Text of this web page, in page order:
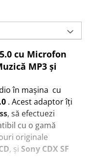
cu Microfon
MP3 și
în mașina cu
. Acest adaptor îți
, să efectuezi
cu o gamă
originale
, și Sony CDX SF